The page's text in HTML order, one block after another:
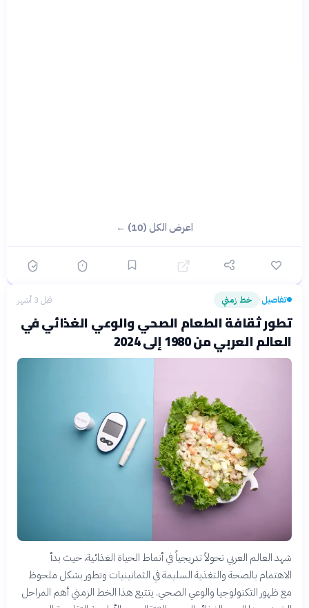
اعرض الكل (10) ←
تفاصيل› خط زمني قبل 3 أشهر
تطور ثقافة الطعام الصحي والوعي الغذائي في
العالم العربي من 1980 إلى 2024
شهد العالم العربي تحولاً تدريجياً في أنماط الحياة الغذائية، حيث بدأ
الاهتمام بالصحة والتغذية السليمة في الثمانينيات وتطور بشكل ملحوظ
مع ظهور التكنولوجيا والوعي الصحي. يتتبع هذا الخط الزمني أهم المراحل